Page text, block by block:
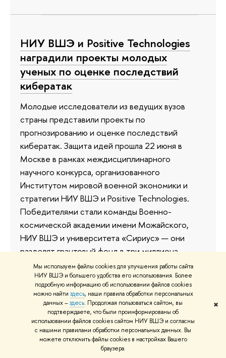
Мы используем файлы cookies для улучшения работы сайта
НИУ ВШЭ и большего удобства его использования. Более
подробную информацию об использовании файлов cookies
можно найти здесь, наши правила обработки персональных
данных –здесь. Продолжая пользоваться сайтом, вы
подтверждаете, что были проинформированы об
использовании файлов cookies сайтом НИУ ВШЭ и согласны
с нашими правилами обработки персональных данных. Вы
можете отключить файлы cookies в настройках Вашего
браузера.
✖
НИУ ВШЭ и Positive Technologies
наградили проекты молодых
ученых по оценке последствий
кибератак
Молодые исследователи из ведущих вузов
страны представили проекты по
прогнозированию и оценке последствий
кибератак. Защита идей прошла 22 июня в
Москве в рамках междисциплинарного
научного конкурса, организованного
Институтом мировой военной экономики и
стратегии НИУ ВШЭ и Positive Technologies.
Победителями стали команды Военно-
космической академии имени Можайского,
НИУ ВШЭ и университета «Сириус» — они
разделят грантовый фонд в три миллиона
рублей и продолжат свои разработки под
руководством научных наставников.
24 июня
Студенты Инженерно-